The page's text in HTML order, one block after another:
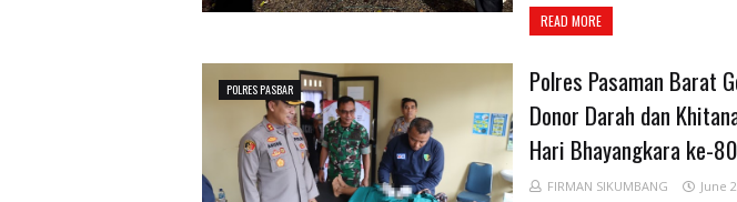
READ MORE
POLRES PASBAR
Polres Pasaman Barat
Donor Darah dan
Hari Bhayangkara ke-
FIRMAN SIKUMBANG June